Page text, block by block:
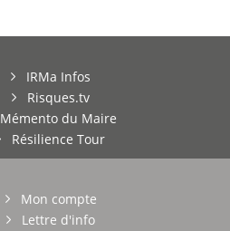
IRMa Infos
Risques.tv
Mémento du Maire
Résilience Tour
Mon compte
Lettre d'info